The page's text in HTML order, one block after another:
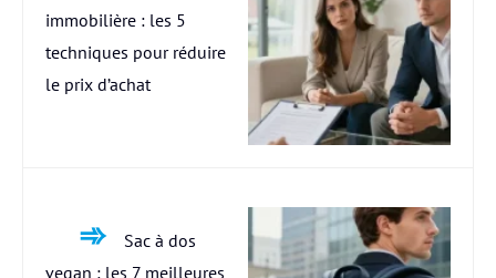
immobilière : les 5
techniques pour réduire
le prix d’achat
Sac à dos
vegan : les 7 meilleures